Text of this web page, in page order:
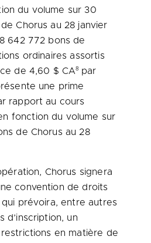
du volume sur 30
Chorus au 28 janvier
642 772 bons de
ordinaires assortis
de 4,60 $ CA8 par
une prime
rapport au cours
fonction du volume sur
de Chorus au 28
Chorus signera
convention de droits
prévoira, entre autres
d’inscription, un
en matière de